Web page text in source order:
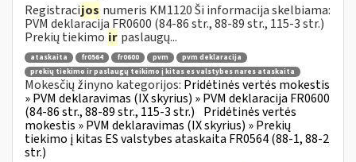
Registracijos numeris KM1120 Ši informacija skelbiama:
PVM deklaracija FR0600 (84-86 str., 88-89 str., 115-3 str.)
Prekių tiekimo ir paslaugų...
ataskaita fr0564 fr0600 pvm
pvm deklaracija
prekių tiekimo ir paslaugų teikimo į kitas es valstybes nares ataskaita
Mokesčių žinyno kategorijos: Pridėtinės vertės mokestis
» PVM deklaravimas (IX skyrius) » PVM deklaracija FR0600
(84-86 str., 88-89 str., 115-3 str.) Pridėtinės vertės
mokestis » PVM deklaravimas (IX skyrius) » Prekių
tiekimo į kitas ES valstybes ataskaita FR0564 (88-1, 88-2
str.)